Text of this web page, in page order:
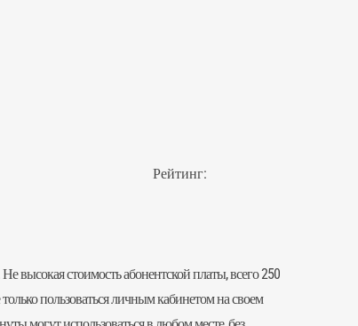
Рейтинг:
высокая стоимость абонентской платы, всего 250
пользоваться личным кабинетом на своем